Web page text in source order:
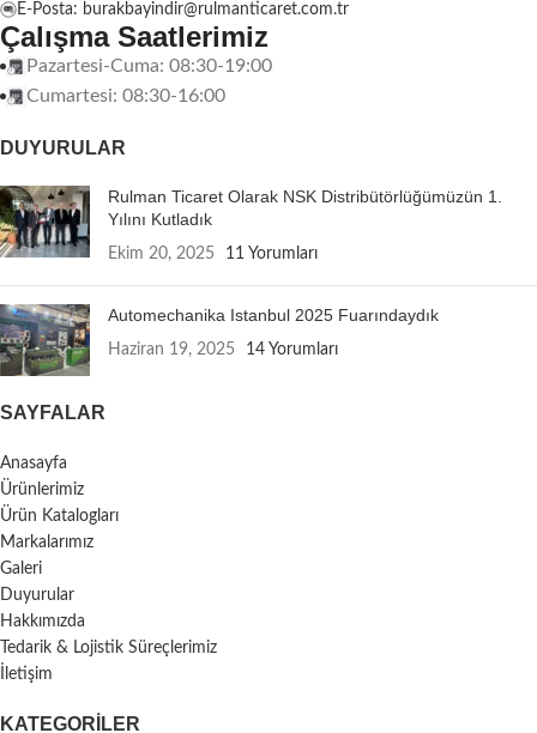
E-Posta: burakbayindir@rulmanticaret.com.tr
Çalışma Saatlerimiz
Pazartesi-Cuma: 08:30-19:00
Cumartesi: 08:30-16:00
DUYURULAR
Rulman Ticaret Olarak NSK Distribütörlüğümüzün 1.
Yılını Kutladık
Ekim 20, 2025 11 Yorumları
Automechanika Istanbul 2025 Fuarındaydık
Haziran 19, 2025 14 Yorumları
SAYFALAR
Anasayfa
Ürünlerimiz
Ürün Katalogları
Markalarımız
Galeri
Duyurular
Hakkımızda
Tedarik & Lojistik Süreçlerimiz
İletişim
KATEGORILER